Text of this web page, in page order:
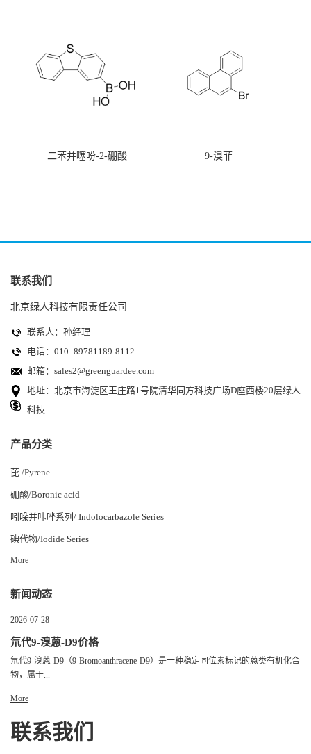
二苯并噻吩-2-硼酸 9-溴菲
联系我们
北京绿人科技有限责任公司
联系人：孙经理
电话：010- 89781189-8112
邮箱： sales2@greenguardee.com
地址：北京市海淀区王庄路1号院清华同方科技广场D座西楼20层绿人
科技
产品分类
芘 /Pyrene
硼酸/Boronic acid
吲哚并咔唑系列/ Indolocarbazole Series
碘代物/Iodide Series
More
新闻动态
2026-07-28
氘代9-溴蒽-D9价格
氘代9-溴蒽-D9（9-Bromoanthracene-D9）是一种稳定同位素标记的蒽类有机化合
物，属于...
More
联系我们